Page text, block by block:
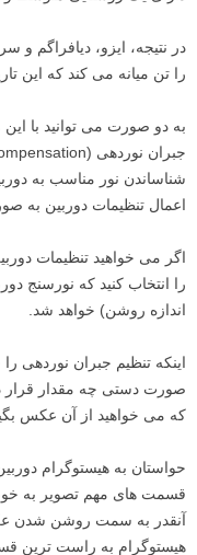
در نتیجه، ایزو، دیافراگم
را تن میانه می کند که این
به دو صورت می توانید با این
شناساندن نور مناسب به
اعمال تنظیمات دوربین به
اگر می خواهید تنظیمات
اندازه روشن) خواهد شد.
اینکه تنظیم جبران نوردهی را
صورت دستی چه مقدار قرار
که می خواهید از آن عکس
حواستان به هیستوگرام
قسمت های مهم تصویر به
آنقدر به سمت روشن شدن
هیستوگرام به راست ترین